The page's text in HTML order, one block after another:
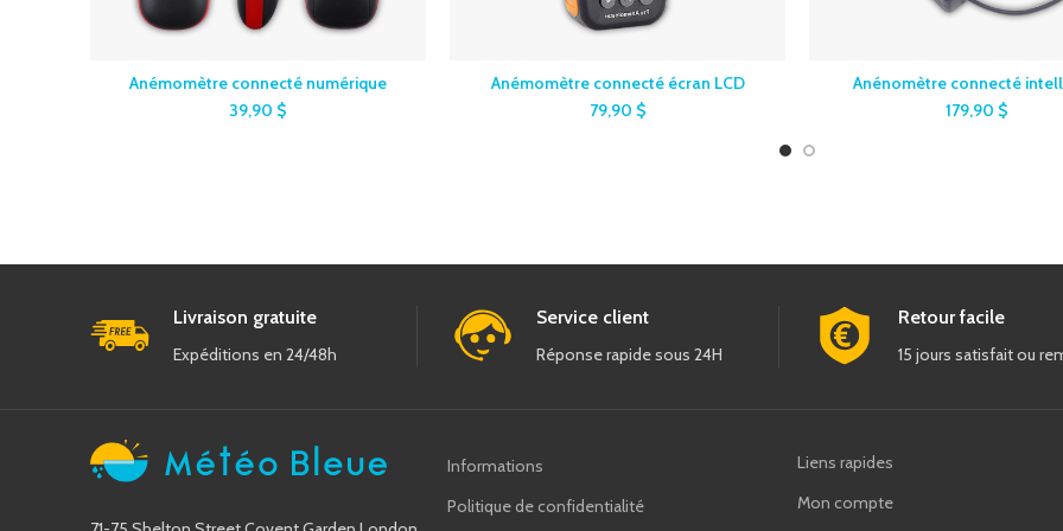
Anémomètre connecté numérique
39,90 $
Anémomètre connecté écran LCD
79,90 $
Anénomètre connecté
179,90 $
Livraison gratuite
Expéditions en 24/48h
Service client
Réponse rapide sous 24H
Retour facile
15 jours satisfait ou
Informations
Politique de confidentialité
Liens rapides
Mon compte